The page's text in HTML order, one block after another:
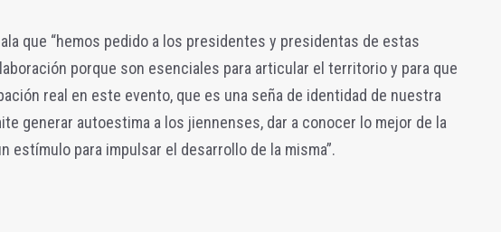
que “hemos pedido a los presidentes y presidentas de estas
porque son esenciales para articular el territorio y para que
real en este evento, que es una seña de identidad de nuestra
generar autoestima a los jiennenses, dar a conocer lo mejor de la
estímulo para impulsar el desarrollo de la misma”.